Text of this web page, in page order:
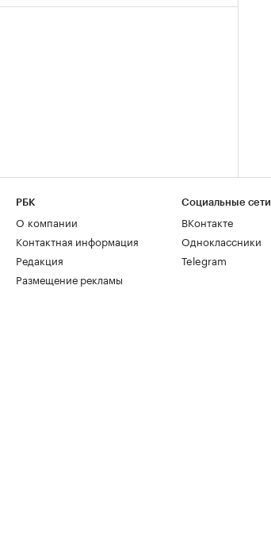
РБК
О компании
Контактная информация
Редакция
Размещение рекламы
Социальные сети
ВКонтакте
Одноклассники
Telegram